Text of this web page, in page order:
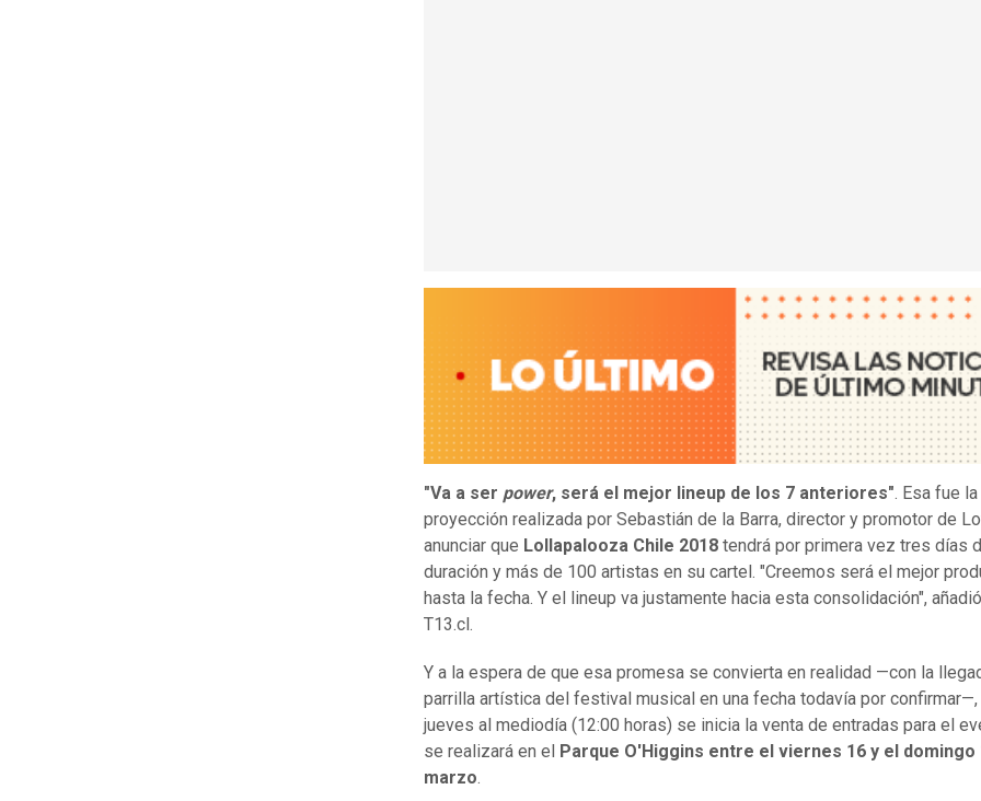
"Va a ser power, será el mejor lineup de los 7 anteriores". Esa fue la
proyección realizada por Sebastián de la Barra, director y promotor de
anunciar que Lollapalooza Chile 2018 tendrá por primera vez tres días
duración y más de 100 artistas en su cartel. "Creemos será el mejor
hasta la fecha. Y el lineup va justamente hacia esta consolidación",
T13.cl.
Y a la espera de que esa promesa se convierta en realidad —con la
parrilla artística del festival musical en una fecha todavía por
jueves al mediodía (12:00 horas) se inicia la venta de entradas para el
se realizará en el
Parque O'Higgins entre el viernes 16 y el domingo
marzo.